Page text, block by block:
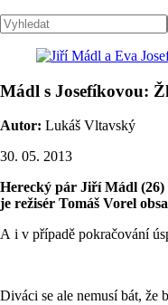
Mádl s Josefíkovou:
Autor: Lukáš Vltavský
30. 05. 2013
Herecký pár Jiří Mádl (26)
je režisér Tomáš Vorel
A i v případě pokračování
Diváci se ale nemusí bát, že